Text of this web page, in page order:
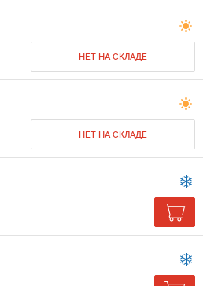
НЕТ НА СКЛАДЕ
НЕТ НА СКЛАДЕ